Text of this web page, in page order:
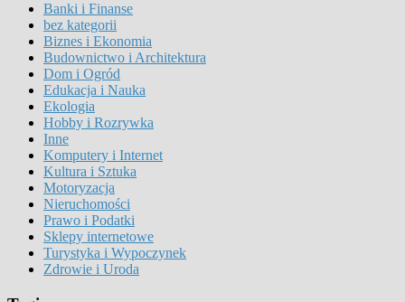
Banki i Finanse
bez kategorii
Biznes i Ekonomia
Budownictwo i Architektura
Dom i Ogród
Edukacja i Nauka
Ekologia
Hobby i Rozrywka
Inne
Komputery i Internet
Kultura i Sztuka
Motoryzacja
Nieruchomości
Prawo i Podatki
Sklepy internetowe
Turystyka i Wypoczynek
Zdrowie i Uroda